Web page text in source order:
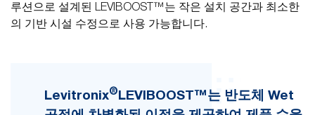
루션으로 설계된 LEVIBOOST™는 작은 설치 공간과 최소한
의 기반 시설 수정으로 사용 가능합니다.
Levitronix®LEVIBOOST™는 반도체 Wet